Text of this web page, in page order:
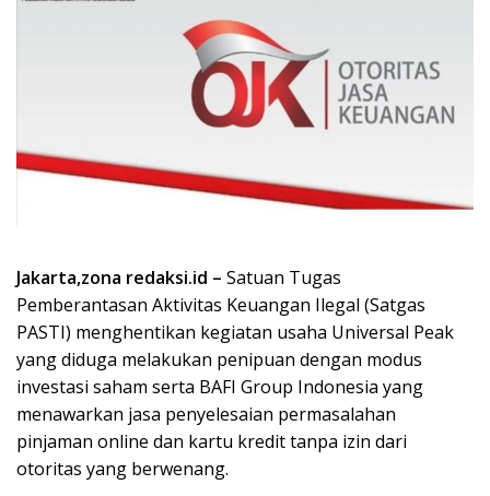
Jakarta,zona redaksi.id – Satuan Tugas
Pemberantasan Aktivitas Keuangan Ilegal (Satgas
PASTI) menghentikan kegiatan usaha Universal Peak
yang diduga melakukan penipuan dengan modus
investasi saham serta BAFI Group Indonesia yang
menawarkan jasa penyelesaian permasalahan
pinjaman online dan kartu kredit tanpa izin dari
otoritas yang berwenang.